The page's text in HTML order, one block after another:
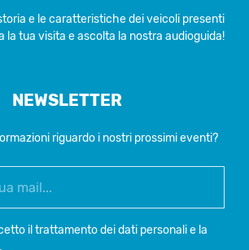
e le caratteristiche dei veicoli presenti
la tua visita e ascolta la nostra audioguida!
NEWSLETTER
riguardo i nostri prossimi eventi?
iltrattamento dei dati personalie la
.